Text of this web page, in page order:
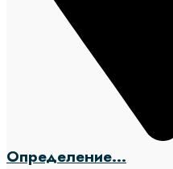
Определение...